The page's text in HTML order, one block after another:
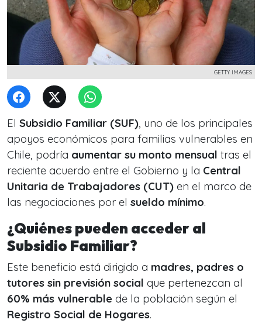
GETTY IMAGES
El Subsidio Familiar (SUF), uno de los principales
apoyos económicos para familias vulnerables en
Chile, podría aumentar su monto mensual tras el
reciente acuerdo entre el Gobierno y la Central
Unitaria de Trabajadores (CUT) en el marco de
las negociaciones por el sueldo mínimo.
¿Quiénes pueden acceder al
Subsidio Familiar?
Este beneficio está dirigido a madres, padres o
tutores sin previsión social que pertenezcan al
60% más vulnerable de la población según el
Registro Social de Hogares.